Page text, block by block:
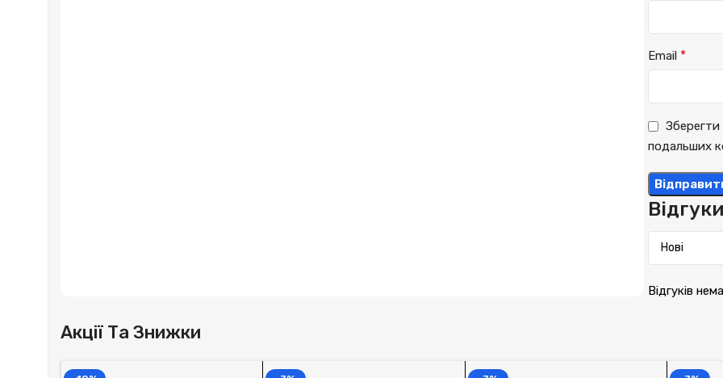
Відгуки
Відгуків
Email *
Зберегти
подальших
Акції Та Знижки